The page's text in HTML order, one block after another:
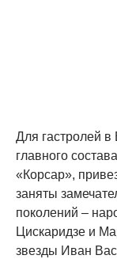
Для гастролей
главного
«Корсар»,
заняты
поколений –
Цискаридзе и
звезды Иван